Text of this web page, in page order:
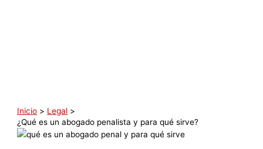
Inicio
Legal
¿Qué es un abogado penalista y para qué sirve?